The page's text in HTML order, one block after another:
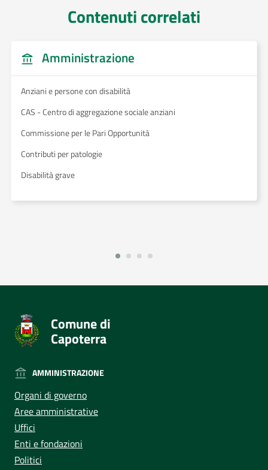
Contenuti correlati
Amministrazione
Anziani e persone con disabilità
CAS - Centro di aggregazione sociale anziani
Commissione per le Pari Opportunità
Contributi per patologie
Disabilità grave
Comune di
Capoterra
AMMINISTRAZIONE
Organi di governo
Aree amministrative
Uffici
Enti e fondazioni
Politici